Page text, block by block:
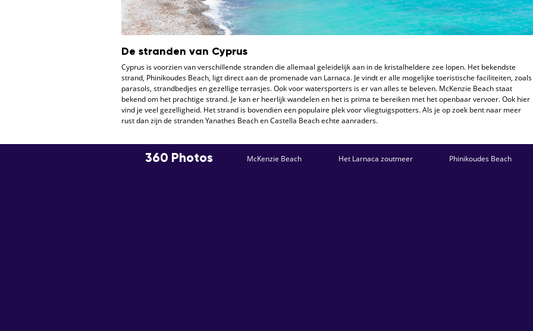
De stranden van Cyprus
Cyprus is voorzien van verschillende stranden die allemaal geleidelijk aan in de kristalheldere zee lopen. Het bekendste
strand, Phinikoudes Beach, ligt direct aan de promenade van Larnaca. Je vindt er alle mogelijke toeristische faciliteiten, zoals
parasols, strandbedjes en gezellige terrasjes. Ook voor watersporters is er van alles te beleven. McKenzie Beach staat
bekend om het prachtige strand. Je kan er heerlijk wandelen en het is prima te bereiken met het openbaar vervoer. Ook hier
vind je veel gezelligheid. Het strand is bovendien een populaire plek voor vliegtuigspotters. Als je op zoek bent naar meer
rust dan zijn de stranden Yanathes Beach en Castella Beach echte aanraders.
360 Photos McKenzie Beach Het Larnaca zoutmeer Phinikoudes Beach